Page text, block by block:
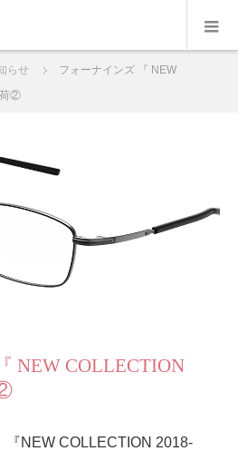
らせ
フォーナインズ 『 NEW
荷②
NEW COLLECTION
NEW COLLECTION 2018-